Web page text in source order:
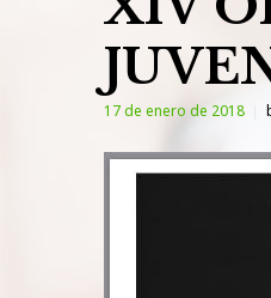
17 de enero de 2018